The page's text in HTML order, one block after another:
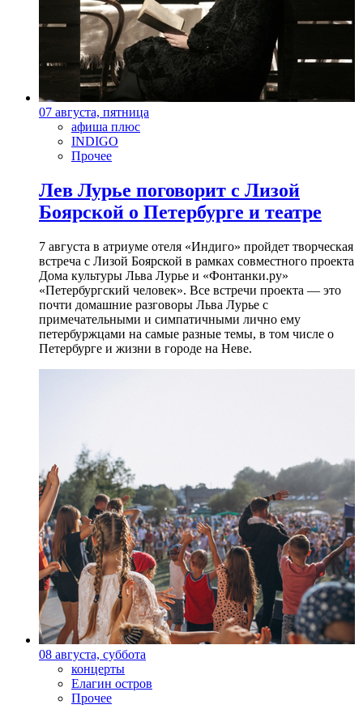
07 августа, пятница
афиша плюс
INDIGO
Прочее
Лев Лурье поговорит с Лизой
Боярской о Петербурге и театре
7 августа в атриуме отеля «Индиго» пройдет творческая
встреча с Лизой Боярской в рамках совместного проекта
Дома культуры Льва Лурье и «Фонтанки.ру»
«Петербургский человек». Все встречи проекта — это
почти домашние разговоры Льва Лурье с
примечательными и симпатичными лично ему
петербуржцами на самые разные темы, в том числе о
Петербурге и жизни в городе на Неве.
08 августа, суббота
концерты
Елагин остров
Прочее